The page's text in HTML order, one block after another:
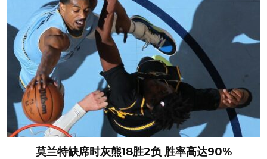
莫兰特缺席时灰熊18胜2负 胜率高达90%